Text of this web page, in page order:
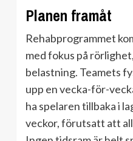
Planen framåt
Rehabprogrammet
med fokus på
belastning. Teamets
upp en vecka-för-
ha spelaren tillbaka i
veckor, förutsatt att